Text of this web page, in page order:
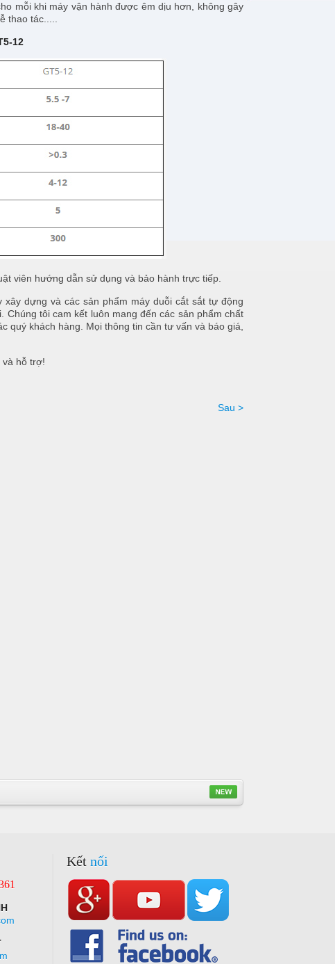
mỗi khi máy vận hành được êm dịu hơn, không gây
thao tác.....
12
viên hướng dẫn sử dụng và bảo hành trực tiếp.
dựng và các sản phẩm máy duỗi cắt sắt tự động
tôi cam kết luôn mang đến các sản phẩm chất
quý khách hàng. Mọi thông tin cần tư vấn và báo giá,
và hỗ trợ!
Sau >
Kết nối